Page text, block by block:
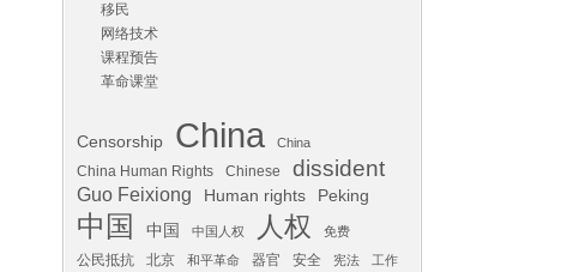
移民
网络技术
课程预告
革命课堂
Censorship China China
China Human Rights Chinese dissident
Guo Feixiong Human rights Peking
中国 中国 中国人权 人权 免费
公民抵抗 北京 和平革命 器官 安全 宪法 工作